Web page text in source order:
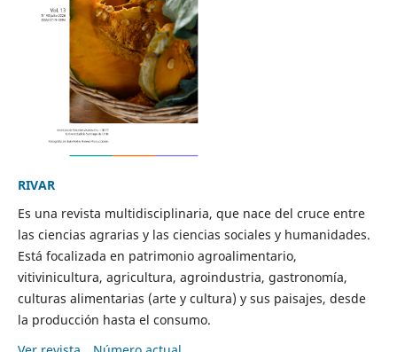
RIVAR
Es una revista multidisciplinaria, que nace del cruce entre
las ciencias agrarias y las ciencias sociales y humanidades.
Está focalizada en patrimonio agroalimentario,
vitivinicultura, agricultura, agroindustria, gastronomía,
culturas alimentarias (arte y cultura) y sus paisajes, desde
la producción hasta el consumo.